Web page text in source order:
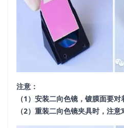
注意：
（1）安装二向色镜，镀膜面要对
（2）重装二向色镜夹具时，注意